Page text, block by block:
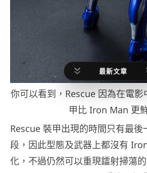
你可以看到，Rescue 因為在電
甲比 Iron Man 更
Rescue 裝甲出現的時間只有最
段，因此型態及武器上都沒有
化，不過仍然可以重現鐳射掃蕩
最新文章